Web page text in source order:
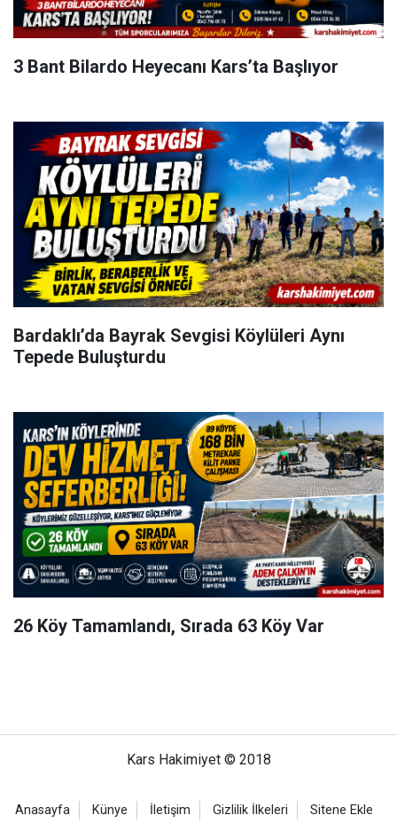
3 Bant Bilardo Heyecanı Kars’ta Başlıyor
Bardaklı’da Bayrak Sevgisi Köylüleri Aynı
Tepede Buluşturdu
26 Köy Tamamlandı, Sırada 63 Köy Var
Kars Hakimiyet © 2018
Anasayfa Künye İletişim Gizlilik İlkeleri Sitene Ekle